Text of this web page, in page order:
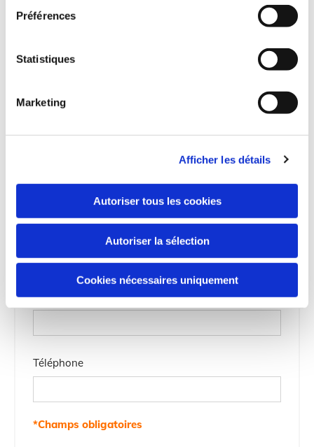
Préférences
Statistiques
Marketing
Afficher les détails
Autoriser tous les cookies
Autoriser la sélection
Cookies nécessaires uniquement
Chambre souhaitée (liste de toutes les chambres
Date de départ souhaitée
Email
Téléphone
*Champs obligatoires